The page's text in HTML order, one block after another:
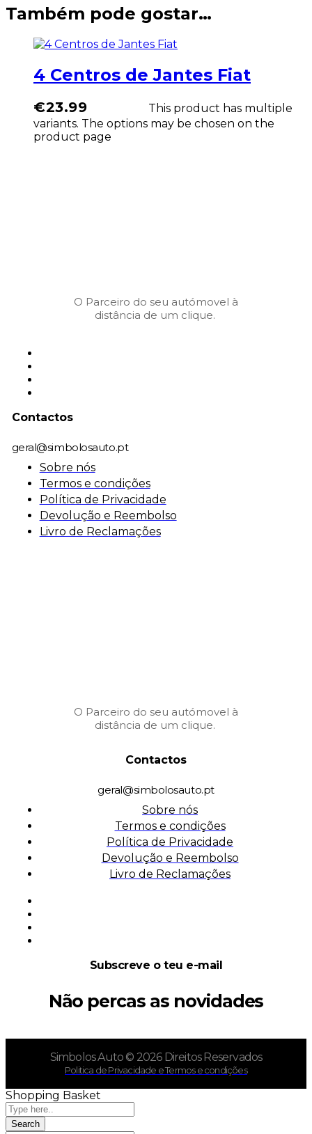
Também pode gostar…
4 Centros de Jantes Fiat
€23.99
This product has multiple
variants. The options may be chosen on the
product page
O Parceiro do seu autómovel à
distância de um clique.
Contactos
geral@simbolosauto.pt
Sobre nós
Termos e condições
Política de Privacidade
Devolução e Reembolso
Livro de Reclamações
O Parceiro do seu autómovel à
distância de um clique.
Contactos
geral@simbolosauto.pt
Sobre nós
Termos e condições
Política de Privacidade
Devolução e Reembolso
Livro de Reclamações
Subscreve o teu e-mail
Não percas as novidades
Simbolos Auto © 2026 Direitos Reservados
Politica de Privacidade e Termos e condições
Shopping Basket